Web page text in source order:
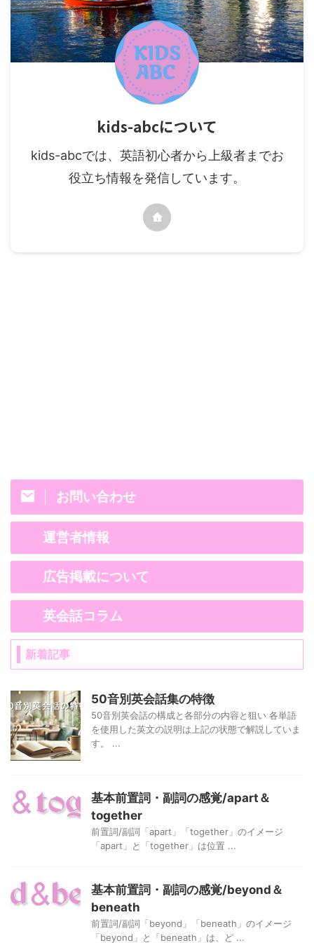
kids-abcについて
kids-abcでは、英語初心者から上級者までお
役立ち情報を発信しています。
お問い合わせ
運営者情報
広告掲載について
英会話コラム
新着記事
50音別英会話集の特徴
50音別英会話の構成と各部分の内容と狙い 各単語
を使用した英文の説明は上記の状態で解説していま
す。 ...
基本前置詞・副詞の感覚/apart＆
together
前置詞/副詞「apart」「together」のイメージ
「apart」と「together」は位置 ...
基本前置詞・副詞の感覚/beyond＆
beneath
前置詞/副詞「beyond」「beneath」のイメージ
「beyond」と「beneath」は、ど ...